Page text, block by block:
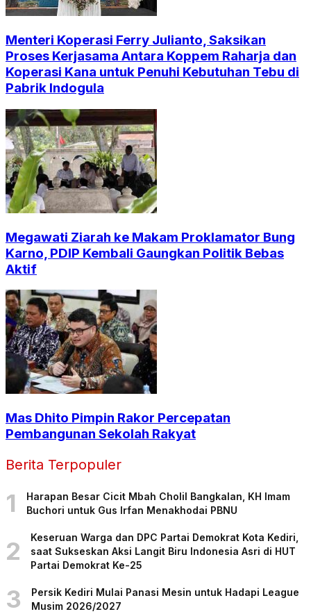
Menteri Koperasi Ferry Julianto, Saksikan
Proses Kerjasama Antara Koppem Raharja dan
Koperasi Kana untuk Penuhi Kebutuhan Tebu di
Pabrik Indogula
Megawati Ziarah ke Makam Proklamator Bung
Karno, PDIP Kembali Gaungkan Politik Bebas
Aktif
Mas Dhito Pimpin Rakor Percepatan
Pembangunan Sekolah Rakyat
Berita Terpopuler
1
Harapan Besar Cicit Mbah Cholil Bangkalan, KH Imam
Buchori untuk Gus Irfan Menakhodai PBNU
2
Keseruan Warga dan DPC Partai Demokrat Kota Kediri,
saat Sukseskan Aksi Langit Biru Indonesia Asri di HUT
Partai Demokrat Ke-25
3
Persik Kediri Mulai Panasi Mesin untuk Hadapi League
Musim 2026/2027